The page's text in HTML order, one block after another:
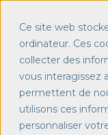
Ce site web
ordinateur. Ces
collecter des
vous interagissez
permettent de
utilisons ces
personnaliser
Accueil Blog